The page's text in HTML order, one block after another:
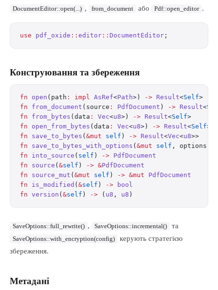
DocumentEditor::open(...) , from_document або Pdf::open_editor .
use pdf_oxide :: editor :: DocumentEditor ;
Конструювання та збереження
fn open (path : impl AsRef<Path>) -> Result<Self>
fn from_document (source : PdfDocument ) -> Result<
fn from_bytes (data : Vec<u8>) -> Result<Self>
fn open_from_bytes (data : Vec<u8>) -> Result<Self>
fn save_to_bytes ( &mut self ) -> Result<Vec<u8>>
fn save_to_bytes_with_options ( &mut self , options
fn into_source ( self ) -> PdfDocument
fn source ( &self ) -> &PdfDocument
fn source_mut ( &mut self ) -> &mut PdfDocument
fn is_modified ( &self ) -> bool
fn version ( &self ) -> ( u8 , u8 )
SaveOptions::full_rewrite() , SaveOptions::incremental() та
SaveOptions::with_encryption(config)
керують стратегією
збереження.
Метадані